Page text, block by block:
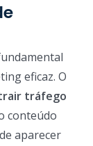
eficaz. O
tráfego
conteúdo
aparecer